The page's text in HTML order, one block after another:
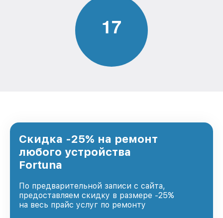
17
Скидка -25% на ремонт
любого устройства
Fortuna
По предварительной записи с сайта,
предоставляем скидку в размере -25%
на весь прайс услуг по ремонту